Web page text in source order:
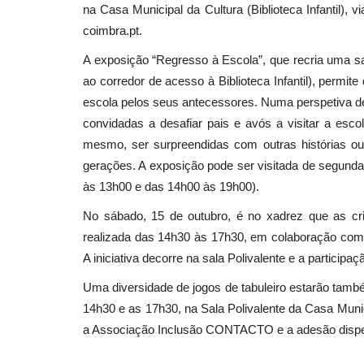
na Casa Municipal da Cultura (Biblioteca Infantil),
coimbra.pt.
A exposição “Regresso à Escola”, que recria uma
ao corredor de acesso à Biblioteca Infantil),
escola pelos seus antecessores. Numa perspetiva
convidadas a desafiar pais e avós a visitar a
mesmo, ser surpreendidas com outras histórias
gerações. A exposição pode ser visitada de
às 13h00 e das 14h00 às 19h00).
No sábado, 15 de outubro, é no xadrez que as
realizada das 14h30 às 17h30, em colaboração
A iniciativa decorre na sala Polivalente e a
Uma diversidade de jogos de tabuleiro estarão
14h30 e as 17h30, na Sala Polivalente da Casa
a Associação Inclusão CONTACTO e a adesão
Cultura
Jorge Palma, UHF, Ricardo
Gilmário Vemba são...
Revista Descla Set 30, 2022 2772